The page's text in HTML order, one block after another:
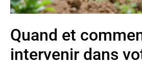
Quand et
intervenir dans